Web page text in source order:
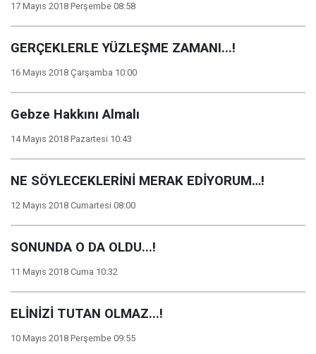
17 Mayıs 2018 Perşembe 08:58
GERÇEKLERLE YÜZLEŞME ZAMANI...!
16 Mayıs 2018 Çarşamba 10:00
Gebze Hakkını Almalı
14 Mayıs 2018 Pazartesi 10:43
NE SÖYLECEKLERİNİ MERAK EDİYORUM…!
12 Mayıs 2018 Cumartesi 08:00
SONUNDA O DA OLDU...!
11 Mayıs 2018 Cuma 10:32
ELİNİZİ TUTAN OLMAZ...!
10 Mayıs 2018 Perşembe 09:55